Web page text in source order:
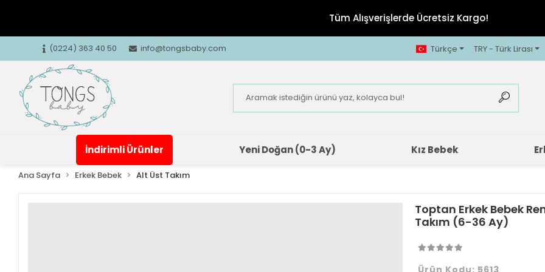
Tüm Alışverişlerde Ücretsiz Kargo!
(0224) 363 40 50 info@tongsbaby.com Türkçe TRY - Türk Lirası
İndirimli Ürünler Yeni Doğan (0-3 Ay) Kız Bebek
Ana Sayfa Erkek Bebek Alt Üst Takım
Toptan Erkek Bebek
Takım (6-36 Ay)
Ürün Kodu: 5613